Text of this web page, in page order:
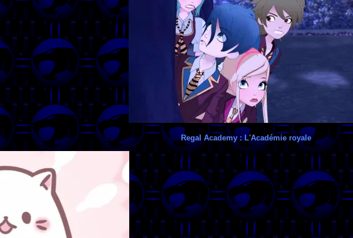
Regal Academy : L'Académie royale